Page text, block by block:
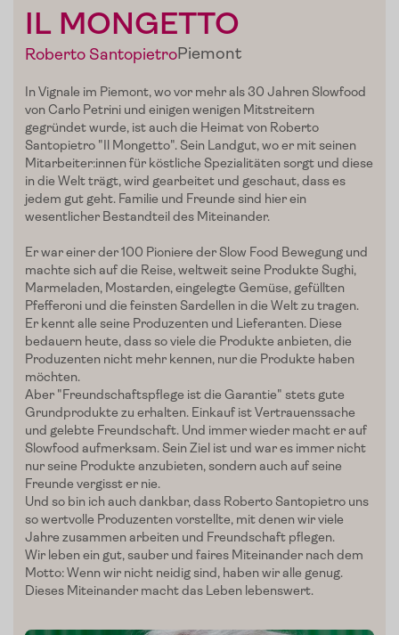
Home
Zum Shop
Verkostungen
Slow Food
Blog
Presse
Kontakt
Login
IL MONGETTO
Roberto SantopietroPiemont
InVignaleim Piemont, wo vor mehr als 30 Jahren Slowfood
von Carlo Petrini und einigen wenigen Mitstreitern
gegründet wurde, ist auch die Heimat von Roberto
Santopietro" Mongetto". Sein Landgut, wo er mit seinen
Mitarbeiter:innen für köstliche Spezialitäten sorgt und diese
in die Welt trägt, wird gearbeitet und geschaut, dass es
jedem gut geht. Familie und Freunde sind hier ein
wesentlicher Bestandteil des Miteinander.
Er war einer der 100 Pioniere der Slow Food Bewegung und
machte sich auf die Reise, weltweit seine Produkte Sughi,
Marmeladen, Mostarden, eingelegte Gemüse, gefüllten
Pfefferoni und die feinsten Sardellen in die Welt zu tragen.
Er kennt alle seine Produzenten und Lieferanten. Diese
bedauern heute, dass so viele die Produkte anbieten, die
Produzenten nicht mehr kennen, nur die Produkte haben
möchten.
Aber "Freundschaftspflege ist die Garantie" stets gute
Grundprodukte zu erhalten. Einkauf ist Vertrauenssache
und gelebte Freundschaft. Und immer wieder macht er auf
Slowfood aufmerksam. Sein Ziel ist und war es immer nicht
nur seine Produkte anzubieten, sondern auch auf seine
Freunde vergisst er nie.
Und so bin ich auch dankbar, dass RobertoSantopietrouns
so wertvolle Produzenten vorstellte, mit denen wir viele
Jahre zusammen arbeiten und Freundschaft pflegen.
Wir leben ein gut, sauber und faires Miteinander nach dem
Motto: Wenn wir nicht neidigsind, haben wir alle genug.
Dieses Miteinander macht das Leben lebenswert.